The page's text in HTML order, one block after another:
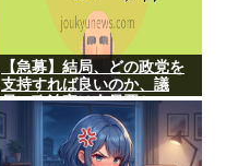
【急募】結局、どの政党を
支持すれば良いのか、議
員、政治家は全員悪か